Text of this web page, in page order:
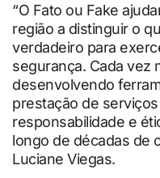
“O Fato ou Fake
região a distinguir o
verdadeiro para
segurança. Cada vez
desenvolvendo
prestação de
responsabilidade e
longo de décadas de
Luciane Viegas.